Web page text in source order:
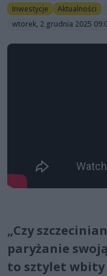
Inwestycje Aktualności
wtorek, 2 grudnia 2025
„Czy
paryżanie
to sztylet wbity